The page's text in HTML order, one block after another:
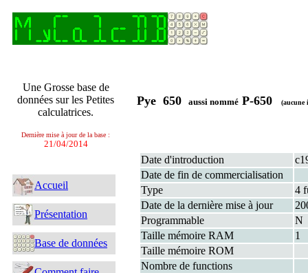
Une Grosse base de
données sur les Petites
calculatrices.
Dernière mise à jour de la base :
21/04/2014
Accueil
Présentation
Base de données
Pye 650 aussi nommé P-650 (aucune
Date d'introduction
Date de fin de commercialisation
Type
4
Date de la dernière mise à jour
Programmable
N
Taille mémoire RAM
1
Taille mémoire ROM
Nombre de functions